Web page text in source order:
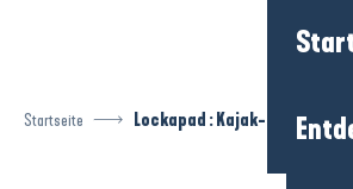
Startseite Lockapad : Kajak- und